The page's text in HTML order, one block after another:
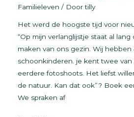
Familieleven / Doortilly
Het werd de hoogste tijd voor
“Op mijn verlanglijstje staat al lang
maken van ons gezin. Wij
schoonkinderen. je kent twee
eerdere fotoshoots. Het liefst
de natuur. Kan dat ook”? Boek
We spraken af